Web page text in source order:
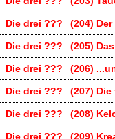
Die drei ??? (204)
Die drei ??? (205)
Die drei ??? (206)
Die drei ??? (207)
Die drei ??? (208)
Die drei ??? (209)